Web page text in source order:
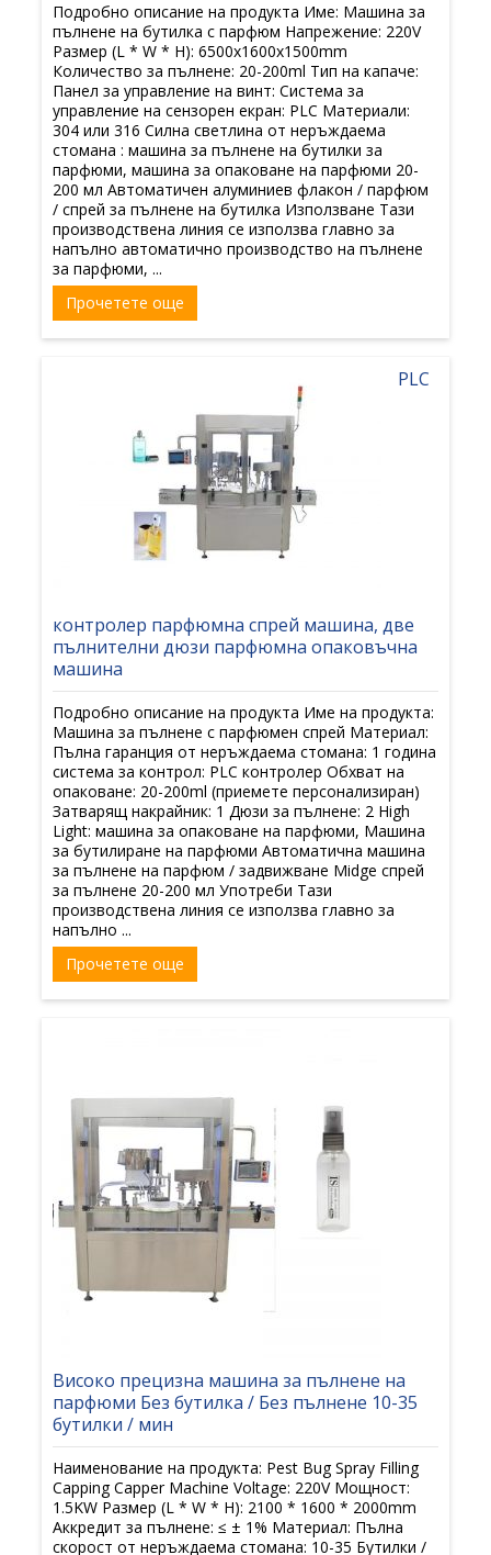
Подробно описание на продукта Име: Машина за
пълнене на бутилка с парфюм Напрежение: 220V
Размер (L * W * H): 6500x1600x1500mm
Количество за пълнене: 20-200ml Тип на капаче:
Панел за управление на винт: Система за
управление на сензорен екран: PLC Материали:
304 или 316 Силна светлина от неръждаема
стомана : машина за пълнене на бутилки за
парфюми, машина за опаковане на парфюми 20-
200 мл Автоматичен алуминиев флакон / парфюм
/ спрей за пълнене на бутилка Използване Тази
производствена линия се използва главно за
напълно автоматично производство на пълнене
за парфюми, ...
Прочетете още
PLC
контролер парфюмна спрей машина, две
пълнителни дюзи парфюмна опаковъчна
машина
Подробно описание на продукта Име на продукта:
Машина за пълнене с парфюмен спрей Материал:
Пълна гаранция от неръждаема стомана: 1 година
система за контрол: PLC контролер Обхват на
опаковане: 20-200ml (приемете персонализиран)
Затварящ накрайник: 1 Дюзи за пълнене: 2 High
Light: машина за опаковане на парфюми, Машина
за бутилиране на парфюми Автоматична машина
за пълнене на парфюм / задвижване Midge спрей
за пълнене 20-200 мл Употреби Тази
производствена линия се използва главно за
напълно ...
Прочетете още
Високо прецизна машина за пълнене на
парфюми Без бутилка / Без пълнене 10-35
бутилки / мин
Наименование на продукта: Pest Bug Spray Filling
Capping Capper Machine Voltage: 220V Мощност:
1.5KW Размер (L * W * H): 2100 * 1600 * 2000mm
Аккредит за пълнене: ≤ ± 1% Материал: Пълна
скорост от неръждаема стомана: 10-35 Бутилки /